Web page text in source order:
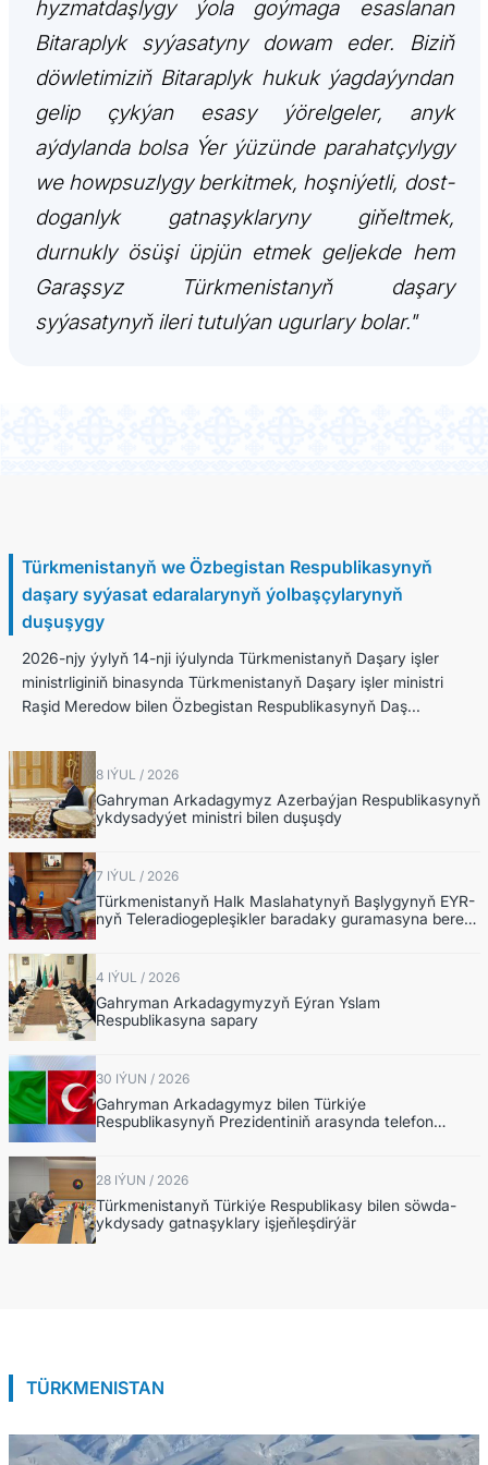
ARAGATNAŞYK
hyzmatdaşlygy ýola goýmaga esaslanan
Bitaraplyk syýasatyny dowam eder. Biziň
döwletimiziň Bitaraplyk hukuk ýagdaýyndan
gelip çykýan esasy ýörelgeler, anyk
aýdylanda bolsa Ýer ýüzünde parahatçylygy
we howpsuzlygy berkitmek, hoşniýetli, dost-
doganlyk gatnaşyklaryny giňeltmek,
durnukly ösüşi üpjün etmek geljekde hem
Garaşsyz Türkmenistanyň daşary
syýasatynyň ileri tutulýan ugurlary bolar."
Türkmenistanyň we Özbegistan Respublikasynyň
daşary syýasat edaralarynyň ýolbaşçylarynyň
duşuşygy
2026-njy ýylyň 14-nji iýulynda Türkmenistanyň Daşary işler
ministrliginiň binasynda Türkmenistanyň Daşary işler ministri
Raşid Meredow bilen Özbegistan Respublikasynyň Daş...
8 IÝUL / 2026
Gahryman Arkadagymyz Azerbaýjan Respublikasynyň
ykdysadyýet ministri bilen duşuşdy
7 IÝUL / 2026
Türkmenistanyň Halk Maslahatynyň Başlygynyň EYR-
nyň Teleradiogepleşikler baradaky guramasyna beren
interwýusy
4 IÝUL / 2026
Gahryman Arkadagymyzyň Eýran Yslam
Respublikasyna sapary
30 IÝUN / 2026
Gahryman Arkadagymyz bilen Türkiýe
Respublikasynyň Prezidentiniň arasynda telefon
arkaly söhbetdeşlik
28 IÝUN / 2026
Türkmenistanyň Türkiýe Respublikasy bilen söwda-
ykdysady gatnaşyklary işjeňleşdirýär
TÜRKMENISTAN